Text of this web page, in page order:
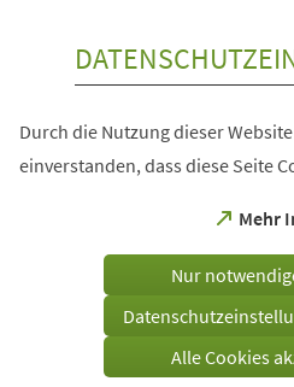
Durch die Nutzung dieser
einverstanden, dass diese Seite
Mehr
(Öffnet
einem
Tab)
Nur
Alle Cookies